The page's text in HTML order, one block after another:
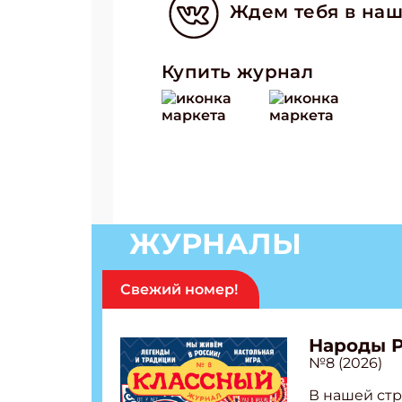
Ждем тебя в
Купить журнал
ЖУРНАЛЫ
Свежий номер!
Народы
№8 (2026)
В нашей